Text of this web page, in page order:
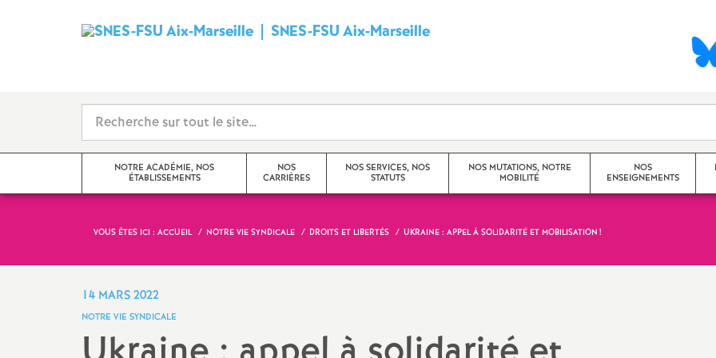
SNES-FSU Aix-MarseilleS
d
i
c
t
NOTRE ACADÉMIE, NOS
ÉTABLISSEMENTS
Actualités de l’académie
NOS
CARRIÈRES
NOS SERVICES, NOS
STATUTS
NOS MUTATIONS, NOTRE
MOBILITÉ
Académique
NOS
ENSEIGNEMENTS
VOUS ÊTES ICI : ACCUEIL NOTRE VIE SYNDICALE DROITS ET LIBERTÉS UKRAINE : APPEL À SOLIDARITÉ ET MOBILISATION !
14 MARS 2022
NOTRE VIE SYNDICALE